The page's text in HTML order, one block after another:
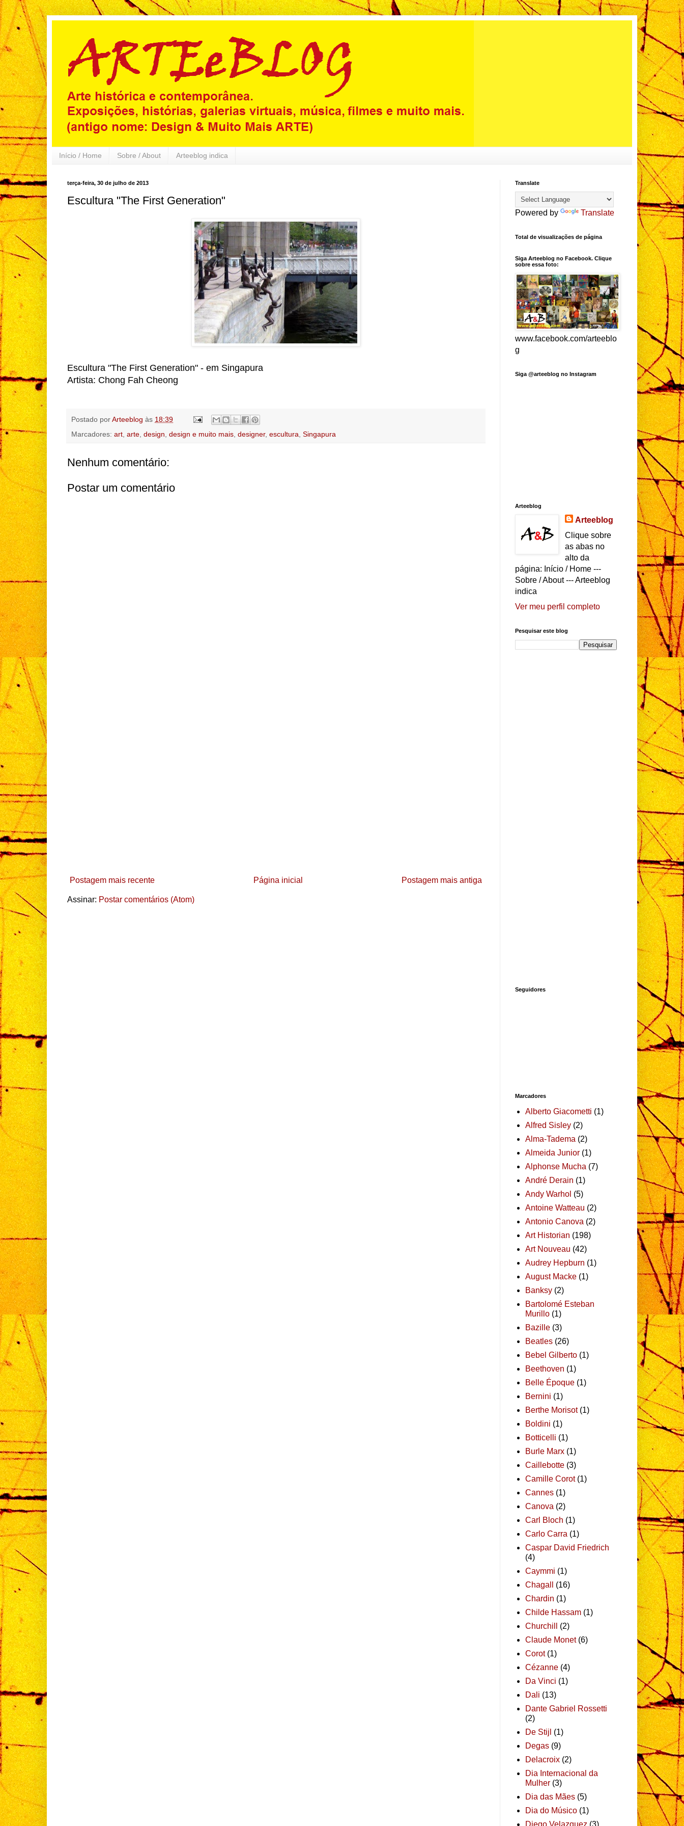
Início / Home Sobre / About Arteeblog indica
terça-feira, 30 de julho de 2013
Escultura "The First Generation"
Escultura "The First Generation" - em Singapura
Artista: Chong Fah Cheong
Postado porArteeblog às 18:39
Marcadores: art arte design design e muito mais designer, escultura Singapura
Nenhum comentário:
Postar um comentário
Postagem mais recente Postagem mais antiga
Página inicial
Assinar: Postar comentários (Atom)
Translate
Powered by Translate
Total de visualizações de página
Siga Arteeblog no Facebook. Clique
sobre essa foto:
www.facebook.com/arteeblo
g
Siga @arteeblog no Instagram
Arteeblog
Arteeblog
Clique sobre
as abas no
alto da
página: Início / Home ---
Sobre / About --- Arteeblog
indica
Ver meu perfil completo
Pesquisar este blog
Seguidores
Marcadores
Alberto Giacometti (1)
Alfred Sisley (2)
Alma-Tadema (2)
Almeida Junior (1)
Alphonse Mucha (7)
André Derain (1)
Andy Warhol (5)
Antoine Watteau (2)
Antonio Canova (2)
Art Historian (198)
Art Nouveau (42)
Audrey Hepburn (1)
August Macke (1)
Banksy (2)
Bartolomé Esteban
Murillo (1)
Bazille (3)
Beatles (26)
Bebel Gilberto (1)
Beethoven (1)
Belle Époque (1)
Bernini (1)
Berthe Morisot (1)
Boldini (1)
Botticelli (1)
Burle Marx (1)
Caillebotte (3)
Camille Corot (1)
Cannes (1)
Canova (2)
Carl Bloch (1)
Carlo Carra (1)
Caspar David Friedrich
(4)
Caymmi (1)
Chagall
(16)
Chardin (1)
Childe Hassam (1)
Churchill
(2)
Claude Monet (6)
Corot (1)
Cézanne (4)
Da Vinci (1)
Dali (13)
Dante Gabriel Rossetti
(2)
De Stijl (1)
Degas (9)
Delacroix (2)
Dia Internacional da
Mulher (3)
Dia das Mães (5)
Dia do Músico (1)
Diego Velazquez (3)